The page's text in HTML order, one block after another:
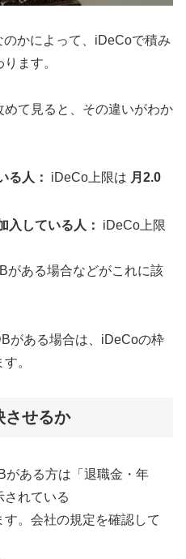
かによって、iDeCoで積み
ます。
て見ると、その違いがわか
る人： iDeCo上限は 月2.0
入している人：
iDeCo上限
がある場合などがこれに該
がある場合は、iDeCoの枠
。
させるか
がある方は「退職金・年
されている
。会社の規定を確認して